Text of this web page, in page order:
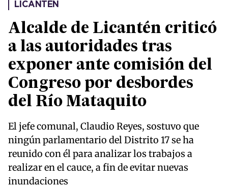
LICANTÉN
Alcalde de Licantén criticó
a las autoridades tras
exponer ante comisión del
Congreso por desbordes
del Río Mataquito
El jefe comunal, Claudio Reyes, sostuvo que
ningún parlamentario del Distrito 17 se ha
reunido con él para analizar los trabajos a
realizar en el cauce, a fin de evitar nuevas
inundaciones